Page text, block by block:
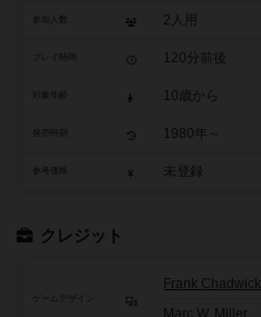
参加人数 2人用
120分前後
10歳から
1980年～
参考価格 未登録
クレジット
ゲームデザイン
Frank Chadwick